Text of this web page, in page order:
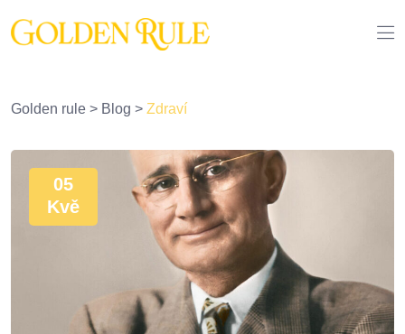
Golden rule > Blog > Zdraví
05
Kvě